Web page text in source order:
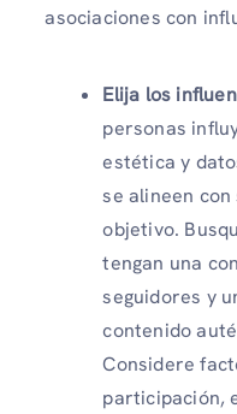
asociaciones con
Elija los
personas
estética y
se alineen
objetivo.
tengan una
seguidores y
contenido
Considere
participación,